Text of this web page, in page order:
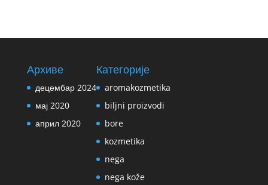
Архиве
децембар 2024
мај 2020
април 2020
Категорије
aromakozmetika
biljni proizvodi
bore
kozmetika
nega
nega kože